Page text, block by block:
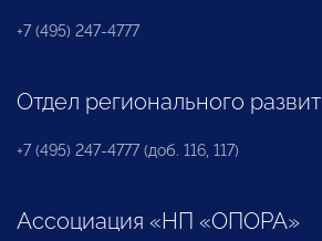
+7 (495) 247-4777
Отдел регионального
+7 (495) 247-4777 (доб. 116, 117)
Ассоциация «НП «ОПОРА»